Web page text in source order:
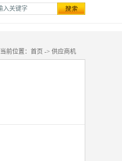
当前位置： 首页 -> 供应商机